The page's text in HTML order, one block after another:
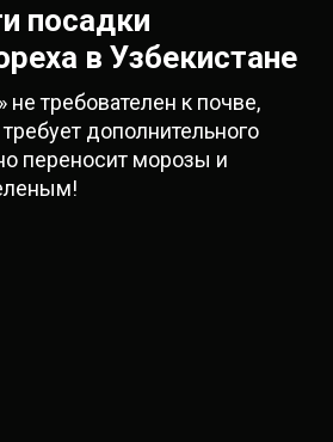
посадки
в Узбекистане
не требователен к почве,
дополнительного
переносит морозы и